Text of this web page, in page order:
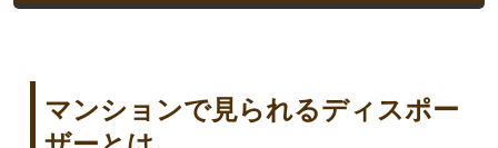
マンションで見られるディスポー